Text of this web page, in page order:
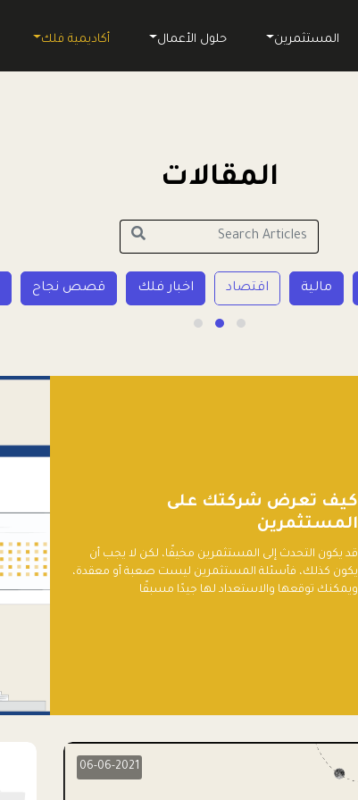
المستثمرين حلول الأعمال أكاديمية فلك
المقالات
مالية اقتصاد اخبار فلك قصص نجاح
كيف تعرض شركتك على
المستثمرين
قد يكون التحدث إلى المستثمرين مخيفًا، لكن لا يجب أن
يكون كذلك، فأسئلة المستثمرين ليست صعبة أو معقدة،
ويمكنك توقعها والاستعداد لها جيدًا مسبقًا
06-06-2021